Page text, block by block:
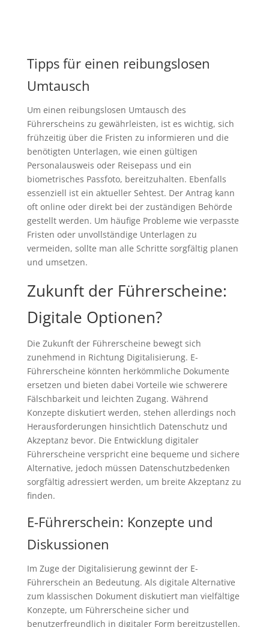
Tipps für einen reibungslosen
Umtausch
Um einen reibungslosen Umtausch des
Führerscheins zu gewährleisten, ist es wichtig, sich
frühzeitig über die Fristen zu informieren und die
benötigten Unterlagen, wie einen gültigen
Personalausweis oder Reisepass und ein
biometrisches Passfoto, bereitzuhalten. Ebenfalls
essenziell ist ein aktueller Sehtest. Der Antrag kann
oft online oder direkt bei der zuständigen Behörde
gestellt werden. Um häufige Probleme wie verpasste
Fristen oder unvollständige Unterlagen zu
vermeiden, sollte man alle Schritte sorgfältig planen
und umsetzen.
Zukunft der Führerscheine:
Digitale Optionen?
Die Zukunft der Führerscheine bewegt sich
zunehmend in Richtung Digitalisierung. E-
Führerscheine könnten herkömmliche Dokumente
ersetzen und bieten dabei Vorteile wie schwerere
Fälschbarkeit und leichten Zugang. Während
Konzepte diskutiert werden, stehen allerdings noch
Herausforderungen hinsichtlich Datenschutz und
Akzeptanz bevor. Die Entwicklung digitaler
Führerscheine verspricht eine bequeme und sichere
Alternative, jedoch müssen Datenschutzbedenken
sorgfältig adressiert werden, um breite Akzeptanz zu
finden.
E-Führerschein: Konzepte und
Diskussionen
Im Zuge der Digitalisierung gewinnt der E-
Führerschein an Bedeutung. Als digitale Alternative
zum klassischen Dokument diskutiert man vielfältige
Konzepte, um Führerscheine sicher und
benutzerfreundlich in digitaler Form bereitzustellen.